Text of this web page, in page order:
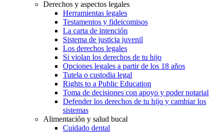
Derechos y aspectos legales
Herramientas legales
Testamentos y fideicomisos
La carta de intención
Sistema de justicia juvenil
Los derechos legales
Si violan los derechos de tu hijo
Opciones legales a partir de los 18 años
Tutela o custodia legal
Rights to a Public Education
Toma de decisiones con apoyo y poder notarial
Defender los derechos de tu hijo y cambiar los
sistemas
Alimentación y salud bucal
Cuidado dental